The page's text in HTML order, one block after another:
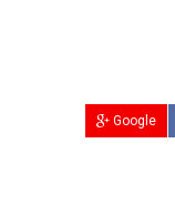
Google